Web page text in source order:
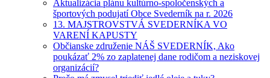
Aktualizácia plánu kultúrno-spoločenských a
športových podujatí Obce Svederník na r. 2026
13. MAJSTROVSTVÁ SVEDERNÍKA VO
VARENÍ KAPUSTY
Občianske združenie NÁŠ SVEDERNÍK, Ako
poukázať 2% zo zaplatenej dane rodičom a neziskovej
organizácií?